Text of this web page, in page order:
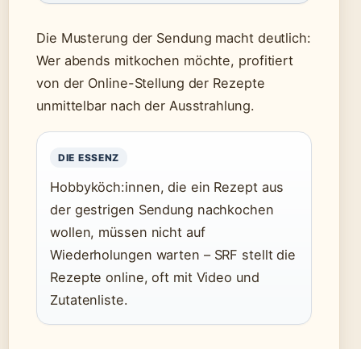
Die Musterung der Sendung macht deutlich:
Wer abends mitkochen möchte, profitiert
von der Online-Stellung der Rezepte
unmittelbar nach der Ausstrahlung.
DIE ESSENZ
Hobbyköch:innen, die ein Rezept aus
der gestrigen Sendung nachkochen
wollen, müssen nicht auf
Wiederholungen warten – SRF stellt die
Rezepte online, oft mit Video und
Zutatenliste.